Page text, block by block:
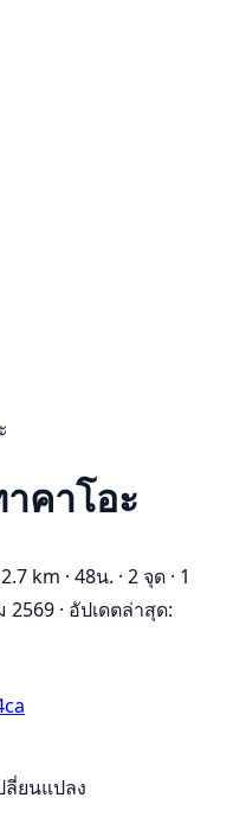
คาโอะ
2.7 km · 48น. · 2 จุด · 1
2569 · อัปเดตล่าสุด:
ยนแปลง